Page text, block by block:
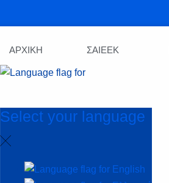
ΑΡΧΙΚΗ ΣΑΙΕΕΚ
Select your language